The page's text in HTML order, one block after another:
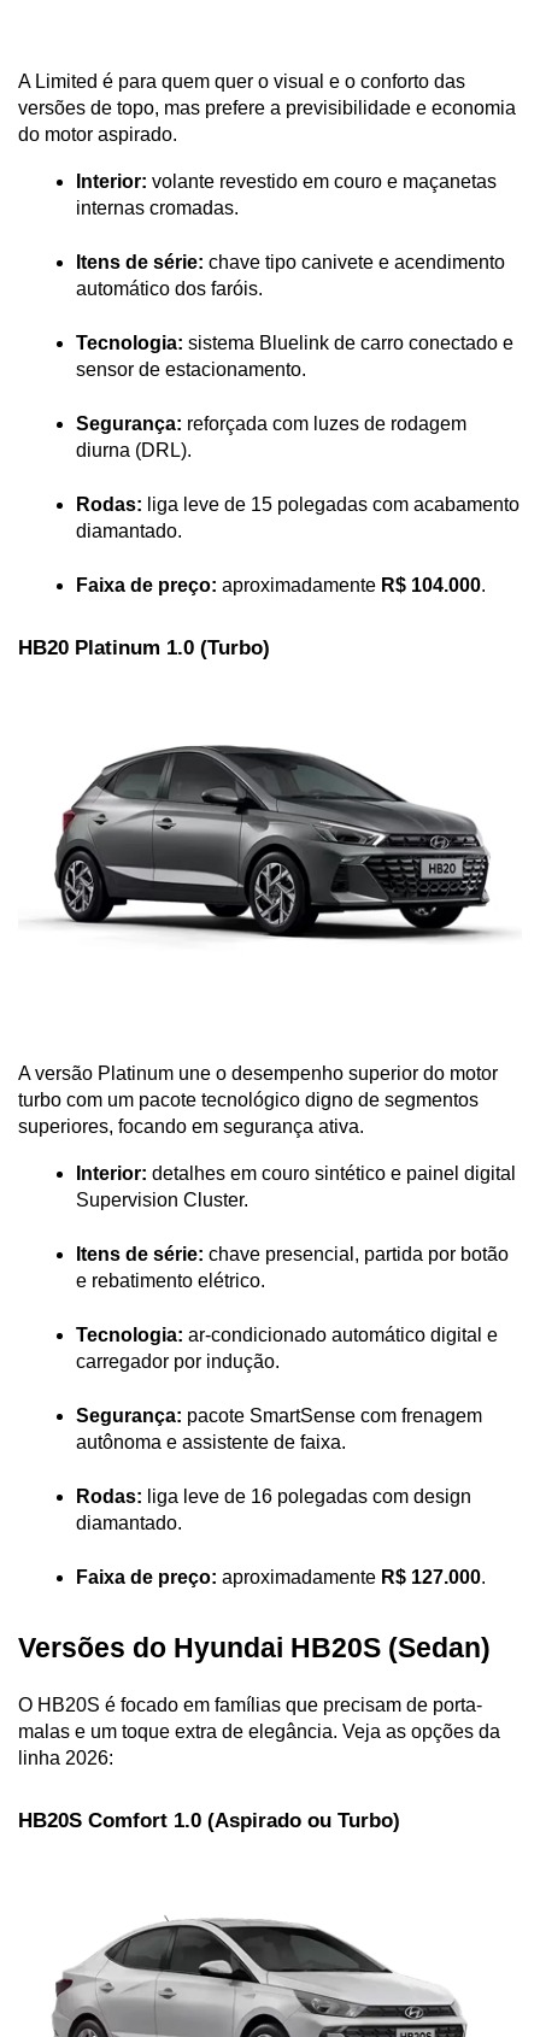
A Limited é para quem quer o visual e o conforto das
versões de topo, mas prefere a previsibilidade e economia
do motor aspirado.
Interior: volante revestido em couro e maçanetas
internas cromadas.
Itens de série: chave tipo canivete e acendimento
automático dos faróis.
Tecnologia: sistema Bluelink de carro conectado e
sensor de estacionamento.
Segurança: reforçada com luzes de rodagem
diurna (DRL).
Rodas: liga leve de 15 polegadas com acabamento
diamantado.
Faixa de preço: aproximadamente R$ 104.000.
HB20 Platinum 1.0 (Turbo)
A versão Platinum une o desempenho superior do motor
turbo com um pacote tecnológico digno de segmentos
superiores, focando em segurança ativa.
Interior: detalhes em couro sintético e painel digital
Supervision Cluster.
Itens de série: chave presencial, partida por botão
e rebatimento elétrico.
Tecnologia: ar-condicionado automático digital e
carregador por indução.
Segurança: pacote SmartSense com frenagem
autônoma e assistente de faixa.
Rodas: liga leve de 16 polegadas com design
diamantado.
Faixa de preço: aproximadamente R$ 127.000.
Versões do Hyundai HB20S (Sedan)
O HB20S é focado em famílias que precisam de porta-
malas e um toque extra de elegância. Veja as opções da
linha 2026:
HB20S Comfort 1.0 (Aspirado ou Turbo)